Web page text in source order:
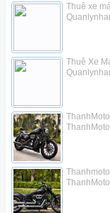
Thuê xe
Thuê Xe